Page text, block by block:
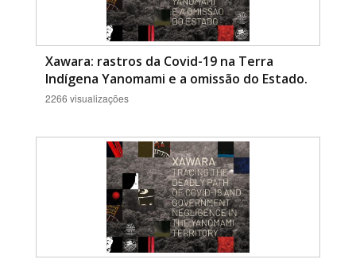
Xawara: rastros da Covid-19 na Terra
Indígena Yanomami e a omissão do Estado.
2266 visualizações